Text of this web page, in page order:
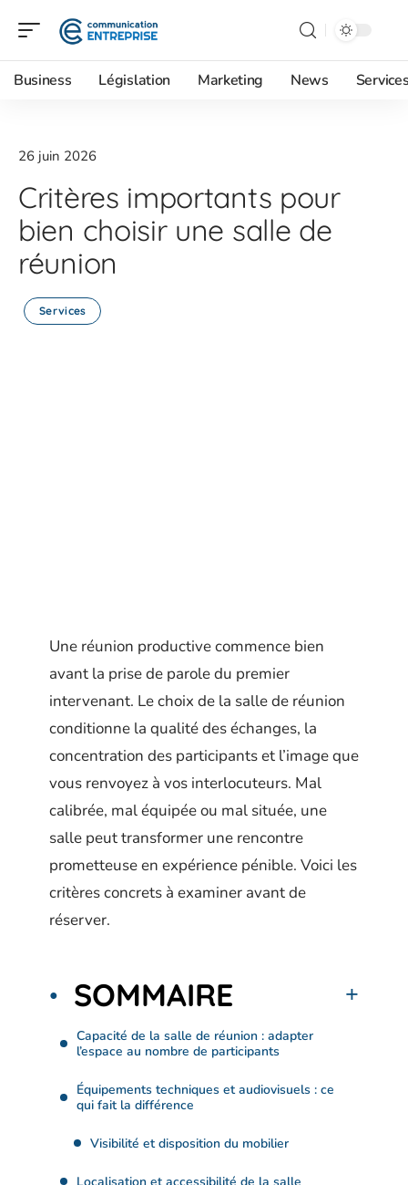
Business Législation Marketing News
26 juin 2026
Critères importants pour
bien choisir une salle de
réunion
Services
Une réunion productive commence bien
avant la prise de parole du premier
intervenant. Le choix de la salle de réunion
conditionne la qualité des échanges, la
concentration des participants et l’image que
vous renvoyez à vos interlocuteurs. Mal
calibrée, mal équipée ou mal située, une
salle peut transformer une rencontre
prometteuse en expérience pénible. Voici les
critères concrets à examiner avant de
réserver.
SOMMAIRE
Capacité de la salle de réunion : adapter
l’espace au nombre de participants
Équipements techniques et audiovisuels : ce
qui fait la différence
Visibilité et disposition du mobilier
Localisation et accessibilité de la salle